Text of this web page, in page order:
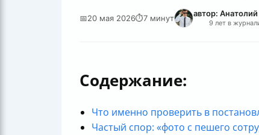
📅20 мая 2026⏱7 минут автор:
9 лет в
Содержание:
Что именно проверить в
Частый спор: «фото с пешего